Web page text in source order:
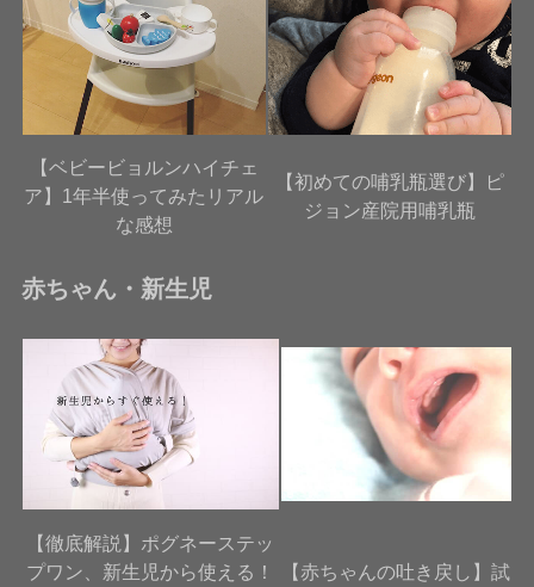
【ベビービョルンハイチェ
ア】1年半使ってみたリアル
な感想
【初めての哺乳瓶選び】ピ
ジョン産院用哺乳瓶
赤ちゃん・新生児
【徹底解説】ポグネーステッ
プワン、新生児から使える！
【赤ちゃんの吐き戻し】試